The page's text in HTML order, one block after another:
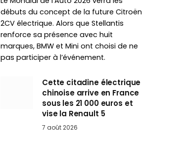
débuts du concept de la future Citroën
2CV électrique. Alors que Stellantis
renforce sa présence avec huit
marques, BMW et Mini ont choisi de ne
pas participer à l’événement.
Cette citadine électrique
chinoise arrive en France
sous les 21 000 euros et
vise la Renault 5
7 août 2026